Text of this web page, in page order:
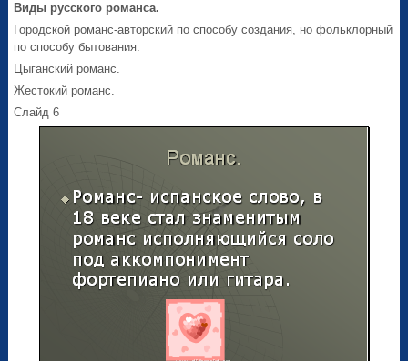
Виды русского романса.
Городской романс-авторский по способу создания, но фольклорный
по способу бытования.
Цыганский романс.
Жестокий романс.
Слайд 6